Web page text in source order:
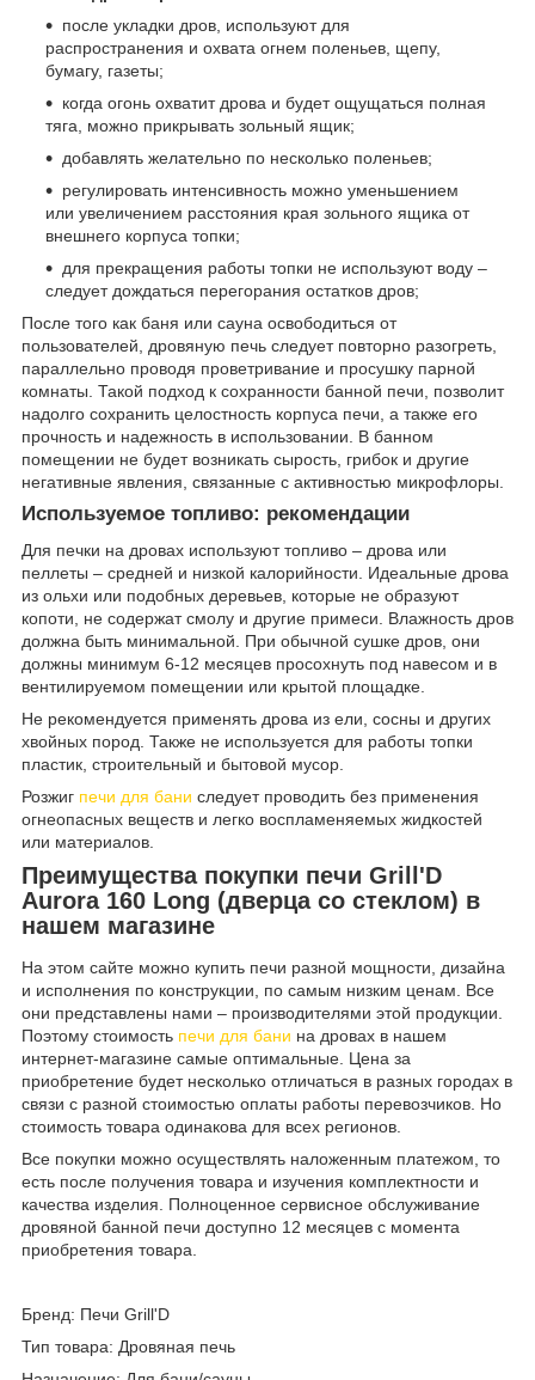
после укладки дров, используют для
распространения и охвата огнем поленьев, щепу,
бумагу, газеты;
когда огонь охватит дрова и будет ощущаться полная
тяга, можно прикрывать зольный ящик;
добавлять желательно по несколько поленьев;
регулировать интенсивность можно уменьшением
или увеличением расстояния края зольного ящика от
внешнего корпуса топки;
для прекращения работы топки не используют воду –
следует дождаться перегорания остатков дров;
После того как баня или сауна освободиться от
пользователей, дровяную печь следует повторно разогреть,
параллельно проводя проветривание и просушку парной
комнаты. Такой подход к сохранности банной печи, позволит
надолго сохранить целостность корпуса печи, а также его
прочность и надежность в использовании. В банном
помещении не будет возникать сырость, грибок и другие
негативные явления, связанные с активностью микрофлоры.
Используемое топливо: рекомендации
Для печки на дровах используют топливо – дрова или
пеллеты – средней и низкой калорийности. Идеальные дрова
из ольхи или подобных деревьев, которые не образуют
копоти, не содержат смолу и другие примеси. Влажность дров
должна быть минимальной. При обычной сушке дров, они
должны минимум 6-12 месяцев просохнуть под навесом и в
вентилируемом помещении или крытой площадке.
Не рекомендуется применять дрова из ели, сосны и других
хвойных пород. Также не используется для работы топки
пластик, строительный и бытовой мусор.
Розжиг печи для бани следует проводить без применения
огнеопасных веществ и легко воспламеняемых жидкостей
или материалов.
Преимущества покупки печи Grill'D
Aurora 160 Long (дверца со стеклом) в
нашем магазине
На этом сайте можно купить печи разной мощности, дизайна
и исполнения по конструкции, по самым низким ценам. Все
они представлены нами – производителями этой продукции.
Поэтому стоимость печи для бани на дровах в нашем
интернет-магазине самые оптимальные. Цена за
приобретение будет несколько отличаться в разных городах в
связи с разной стоимостью оплаты работы перевозчиков. Но
стоимость товара одинакова для всех регионов.
Все покупки можно осуществлять наложенным платежом, то
есть после получения товара и изучения комплектности и
качества изделия. Полноценное сервисное обслуживание
дровяной банной печи доступно 12 месяцев с момента
приобретения товара.
Бренд: Печи Grill'D
Тип товара: Дровяная печь